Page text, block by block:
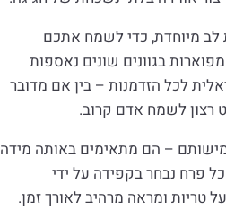
לב מיוחדת, כדי לשמח אתכם
בגוונים שונים נאספות
לכל הזדמנות – בין אם מדובר
רצון לשמח אדם קרוב.
– הם מתאימים באותה מידה
פרח נבחר בקפידה על ידי
טריות ומראה מרהיב לאורך זמן.